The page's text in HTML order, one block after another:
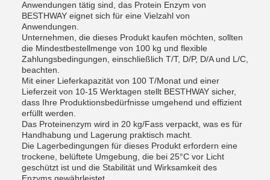
Anwendungen tätig sind, das Protein Enzym von
BESTHWAY eignet sich für eine Vielzahl von
Anwendungen.
Unternehmen, die dieses Produkt kaufen möchten, sollten
die Mindestbestellmenge von 100 kg und flexible
Zahlungsbedingungen, einschließlich T/T, D/P, D/A und L/C,
beachten.
Mit einer Lieferkapazität von 100 T/Monat und einer
Lieferzeit von 10-15 Werktagen stellt BESTHWAY sicher,
dass Ihre Produktionsbedürfnisse umgehend und effizient
erfüllt werden.
Das Proteinenzym wird in 20 kg/Fass verpackt, was es für
Handhabung und Lagerung praktisch macht.
Die Lagerbedingungen für dieses Produkt erfordern eine
trockene, belüftete Umgebung, die bei 25°C vor Licht
geschützt ist und die Stabilität und Wirksamkeit des